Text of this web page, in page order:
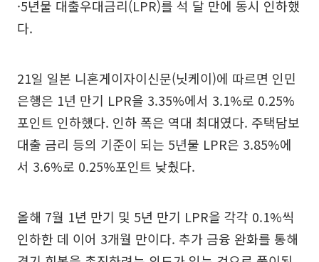
·5년물 대출우대금리(LPR)를 석 달 만에 동시 인하했
다.
21일 일본 니혼게이자이신문(닛케이)에 따르면 인민
은행은 1년 만기 LPR을 3.35%에서 3.1%로 0.25%
포인트 인하했다. 인하 폭은 역대 최대였다. 주택담보
대출 금리 등의 기준이 되는 5년물 LPR은 3.85%에
서 3.6%로 0.25%포인트 낮췄다.
올해 7월 1년 만기 및 5년 만기 LPR을 각각 0.1%씩
인하한 데 이어 3개월 만이다. 추가 금융 완화를 통해